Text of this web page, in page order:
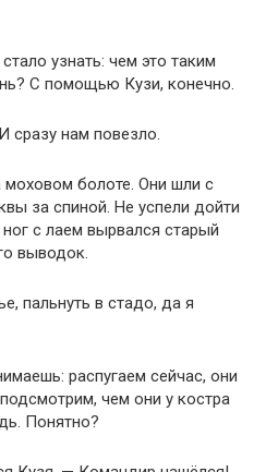
узнать: чем это таким
С помощью Кузи, конечно.
сразу нам повезло.
моховом болоте. Они шли с
за спиной. Не успели дойти
с лаем вырвался старый
выводок.
пальнуть в стадо, да я
распугаем сейчас, они
чем они у костра
Понятно?